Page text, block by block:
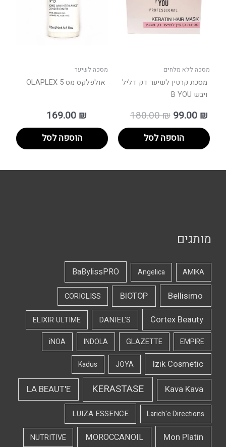
מסכה ללא מלחים
מסכת קרטין לשיער דק דליל
ויבש B YOU
180.00₪ 99.00 ₪
הוספה לסל
מסכה לשיער
אולפלקס מס 5 OLAPLEX
169.00 ₪
הוספה לסל
מותגים
AMIKA
Angelica
BaBylissPRO
Bellisimo
BIOTOP
CORIOLISS
Cortex Beauty
DANIEL'S
ELIXIR ULTIME
EMPIRE
GLAZETTE
INDOLA
iNOA
Izik Cosmetic
JOYA
Kadus
Kava Kava
KERASTASE
LA BEAUT'E
Larich'e Directions
LUIZA ESSENCE
Mon Platin
MOROCCANOIL
NUTRITIVE